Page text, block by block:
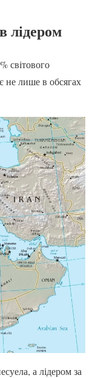
лідером
світового
не лише в обсягах
а лідером за